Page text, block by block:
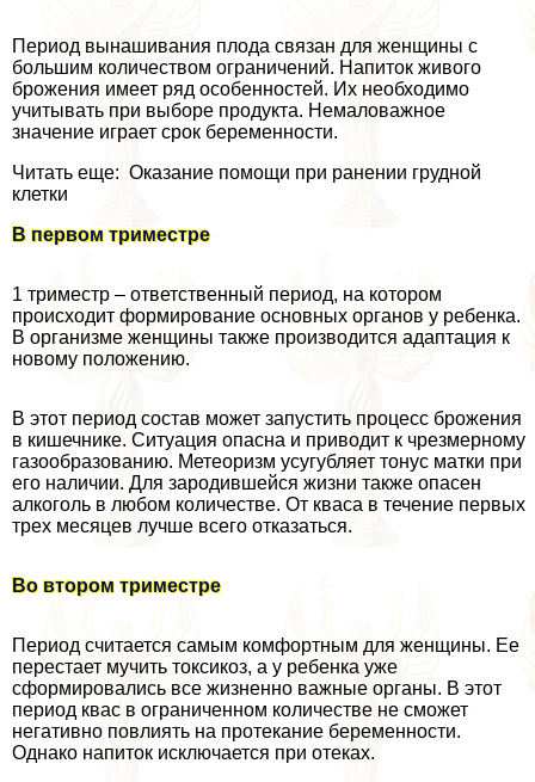
Период вынашивания плода связан для женщины с
большим количеством ограничений. Напиток живого
брожения имеет ряд особенностей. Их необходимо
учитывать при выборе продукта. Немаловажное
значение играет срок беременности.
Читать еще: Оказание помощи при ранении грудной
клетки
В первом триместре
1 триместр – ответственный период, на котором
происходит формирование основных органов у ребенка.
В организме женщины также производится адаптация к
новому положению.
В этот период состав может запустить процесс брожения
в кишечнике. Ситуация опасна и приводит к чрезмерному
газообразованию. Метеоризм усугубляет тонус матки при
его наличии. Для зародившейся жизни также опасен
алкоголь в любом количестве. От кваса в течение первых
трех месяцев лучше всего отказаться.
Во втором триместре
Период считается самым комфортным для женщины. Ее
перестает мучить токсикоз, а у ребенка уже
сформировались все жизненно важные органы. В этот
период квас в ограниченном количестве не сможет
негативно повлиять на протекание беременности.
Однако напиток исключается при отеках.